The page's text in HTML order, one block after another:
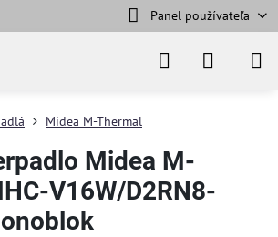
Panel používateľa
Midea M-Thermal
Midea M-
V16W/D2RN8-